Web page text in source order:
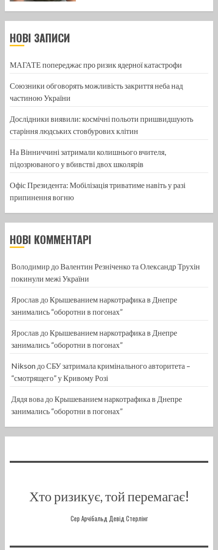
НОВІ ЗАПИСИ
МАГАТЕ попереджає про ризик ядерної катастрофи
Союзники обговорять можливість закриття неба над
частиною України
Дослідники виявили: космічні польоти пришвидшують
старіння людських стовбурових клітин
На Вінниччині затримали колишнього вчителя,
підозрюваного у вбивстві двох школярів
Офіс Президента: Мобілізація триватиме навіть у разі
припинення вогню
НОВІ КОММЕНТАРІ
Володимир доВалентин Резніченко та Олександр Трухін
покинули межі України
Ярослав доКрышеванием наркотрафика в Днепре
занимались “оборотни в погонах”
Ярослав доКрышеванием наркотрафика в Днепре
занимались “оборотни в погонах”
Nikson доСБУ затримала кримінального авторитета –
“смотрящего” у Кривому Розі
Дядя вова доКрышеванием наркотрафика в Днепре
занимались “оборотни в погонах”
Хто ризикує, той перемагає!
Сер Арчібальд Девід Стерлінг